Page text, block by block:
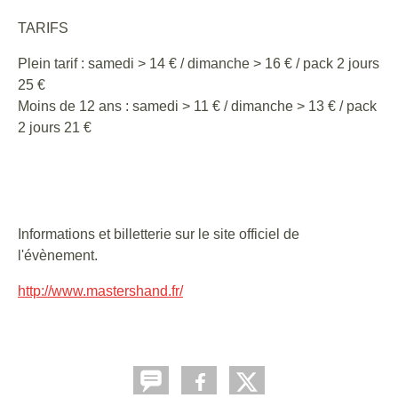
TARIFS
Plein tarif : samedi > 14 € / dimanche > 16 € / pack 2 jours
25 €
Moins de 12 ans : samedi > 11 € / dimanche > 13 € / pack
2 jours 21 €
Informations et billetterie sur le site officiel de
l'évènement.
http://www.mastershand.fr/